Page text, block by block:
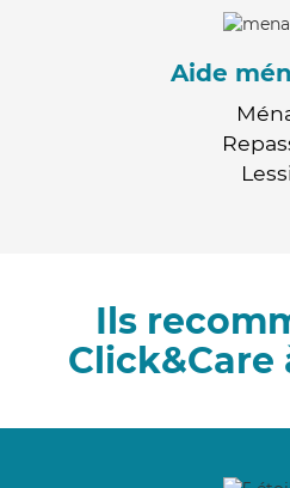
Aide
Ils
Click&Care